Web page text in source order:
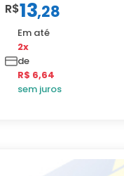
R$13,28
Em até
2x
de
R$ 6,64
sem juros